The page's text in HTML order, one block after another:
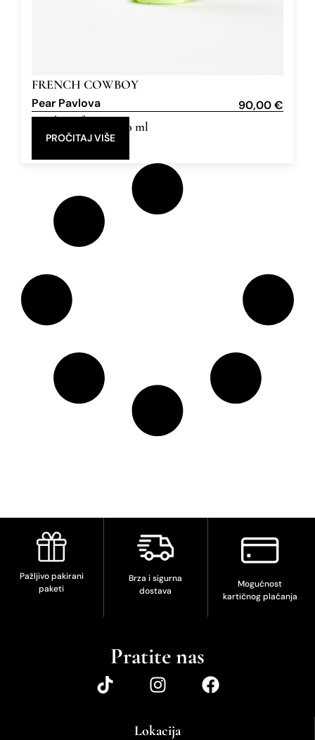
FRENCH COWBOY
Pear Pavlova 90,00€
Eau de Parfum 100 ml
PROČITAJ VIŠE
Pažljivo pakirani
paketi
Brza i sigurna
dostava
Mogućnost
kartičnog plaćanja
Pratite nas
Lokacija